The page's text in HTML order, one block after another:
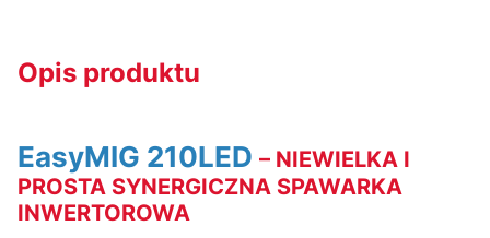
Opis produktu
EasyMIG 210LED – NIEWIELKA I
PROSTA SYNERGICZNA SPAWARKA
INWERTOROWA